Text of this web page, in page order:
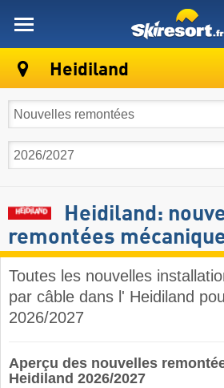
Heidiland
Heidiland:
remontées
Toutes les nouvelles
par câble dans l' Heidiland
2026/2027
Aperçu des nouvelles
Heidiland 2026/2027